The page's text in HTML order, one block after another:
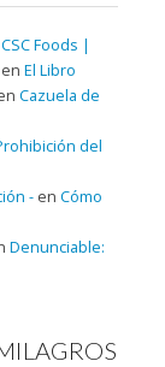
Foods |
en El Libro
Cazuela de
del
- en Cómo
Denunciable: